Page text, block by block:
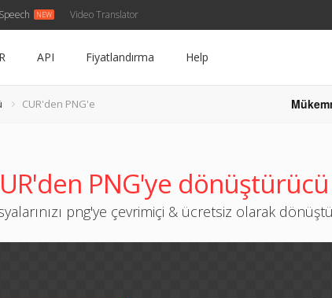
Video Translator
API Fiyatlandırma Help
CUR'den PNG'e
PNG'ye dönüştürücü
png'ye çevrimiçi & ücretsiz olarak